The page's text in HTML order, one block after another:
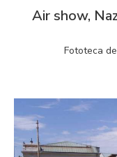
Air show,
Fototeca